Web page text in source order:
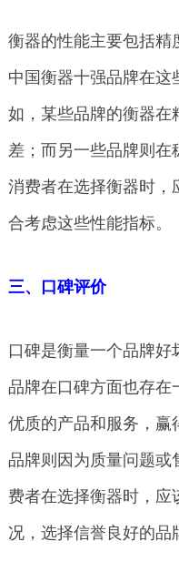
衡器的性能主要包括精
中国衡器十强品牌在这
如，某些品牌的衡器在
差；而另一些品牌则在
消费者在选择衡器时，
合考虑这些性能指标。
三、口碑评价
口碑是衡量一个品牌
品牌在口碑方面也存
优质的产品和服务，赢
品牌则因为质量问题或
费者在选择衡器时，
况，选择信誉良好的品